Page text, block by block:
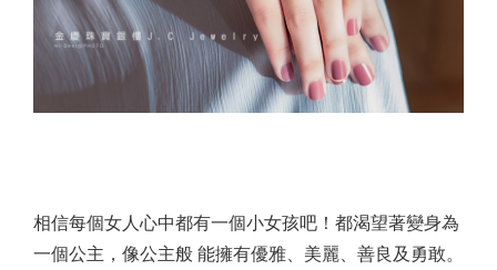
相信每個女人心中都有一個小女孩吧！都渴望著變身為
一個公主，像公主般 能擁有優雅、美麗、善良及勇敢。